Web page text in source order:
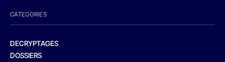
CATEGORIES
DECRYPTAGES
DOSSIERS